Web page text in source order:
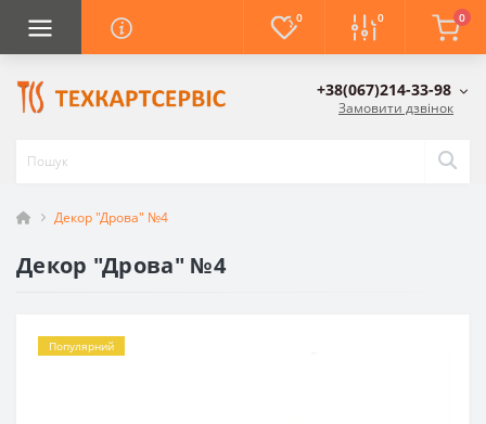
0 0 0
+38(067)214-33-98
Замовити дзвінок
Декор "Дрова" №4
Декор "Дрова" №4
Популярний